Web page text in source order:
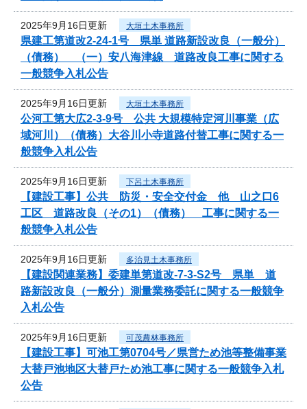
2025年9月16日更新 大垣土木事務所
県建工第道改2-24-1号 県単 道路新設改良（一般分）
（債務） （一）安八海津線 道路改良工事に関する
一般競争入札公告
2025年9月16日更新 大垣土木事務所
公河工第大広2-3-9号 公共 大規模特定河川事業（広
域河川）（債務）大谷川小寺道路付替工事に関する一
般競争入札公告
2025年9月16日更新 下呂土木事務所
【建設工事】公共 防災・安全交付金 他 山之口6
工区 道路改良（その1）（債務） 工事に関する一
般競争入札公告
2025年9月16日更新 多治見土木事務所
【建設関連業務】委建単第道改-7-3-S2号 県単 道
路新設改良（一般分）測量業務委託に関する一般競争
入札公告
2025年9月16日更新 可茂農林事務所
【建設工事】可池工第0704号／県営ため池等整備事業
大替戸池地区大替戸ため池工事に関する一般競争入札
公告